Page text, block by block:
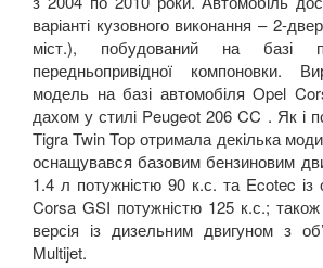
варіанті кузовного виконання – 2-
міст.), побудований на базі
передньопривідної компоновки.
модель на базі автомобіля Opel
дахом у стилі Peugeot 206 CC . Як і
Tigra Twin Top отримала декілька
оснащувався базовим бензиновим
1.4 л потужністю 90 к.с. та Ecotec із
Corsa GSI потужністю 125 к.с.; також
версія із дизельним двигуном з
Multijet.